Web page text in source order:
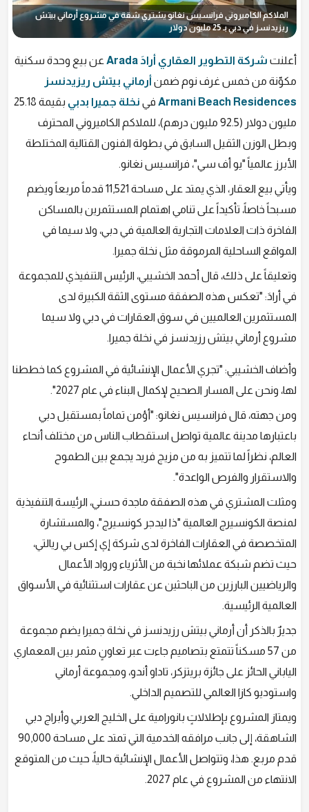
الملاكم الكاميروني فرانسيس نغانو يشتري شقة في مشروع أرماني بيتش
ريزيدنسز في دبي بـ 25 مليون دولار
أعلنت شركة التطوير العقاري أرادَ Arada
عن بيع وحدة سكنية
مكوّنة من خمس غرف نوم ضمن أرماني بيتش ريزيدنسز
Armani Beach Residences في نخلة جميرا بدبي
بقيمة 25.18
مليون دولار (92.5 مليون درهم)، للملاكم الكاميروني المحترف
وبطل الوزن الثقيل السابق في بطولة الفنون القتالية المختلطة
الأبرز عالمياً "يو أف سي"، فرانسيس نغانو.
ويأتي بيع العقار، الذي يمتد على مساحة 11,521 قدماً مربعاً ويضم
مسبحاً خاصاً، تأكيداً على تنامي اهتمام المستثمرين بالمساكن
الفاخرة ذات العلامات التجارية العالمية في دبي، ولا سيما في
المواقع الساحلية المرموقة مثل نخلة جميرا.
وتعليقاً على ذلك، قال أحمد الخشيبي، الرئيس التنفيذي للمجموعة
في أرادَ: "تعكس هذه الصفقة مستوى الثقة الكبيرة لدى
المستثمرين العالميين في سوق العقارات في دبي ولا سيما
مشروع أرماني بيتش رزيدنسز في نخلة جميرا.
وأضاف الخشيبي: "تجري الأعمال الإنشائية في المشروع كما خططنا
لها، ونحن على المسار الصحيح لإكمال البناء في عام 2027".
ومن جهته، قال فرانسيس نغانو: "أؤمن تماماً بمستقبل دبي
باعتبارها مدينة عالمية تواصل استقطاب الناس من مختلف أنحاء
العالم، نظراً لما تتميز به من مزيج فريد يجمع بين الطموح
والاستقرار والفرص الواعدة".
ومثلت المشتري في هذه الصفقة ماجدة حسني، الرئيسة التنفيذية
لمنصة الكونسيرج العالمية "ذا ليدجر كونسيرج"، والمستشارة
المتخصصة في العقارات الفاخرة لدى شركة إي إكس بي ريالتي،
حيث تضم شبكة عملائها نخبة من الأثرياء ورواد الأعمال
والرياضيين البارزين من الباحثين عن عقارات استثنائية في الأسواق
العالمية الرئيسية.
جديرٌ بالذكر أن أرماني بيتش رزيدنسز في نخلة جميرا يضم مجموعة
من 57 مسكناً تتمتع بتصاميم جاءت عبر تعاونٍ مثمر بين المعماري
الياباني الحائز على جائزة بريتزكر، تاداو أندو، ومجموعة أرماني
واستوديو كازا العالمي للتصميم الداخلي.
ويمتاز المشروع بإطلالاتٍ بانورامية على الخليج العربي وأبراج دبي
الشاهقة، إلى جانب مرافقه الخدمية التي تمتد على مساحة 90,000
قدم مربع. هذا، وتتواصل الأعمال الإنشائية حالياً، حيث من المتوقع
الانتهاء من المشروع في عام 2027.